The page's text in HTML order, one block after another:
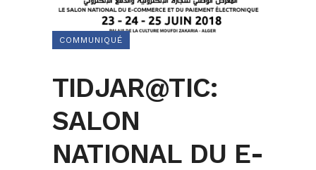
COMMUNIQUÉ
TIDJAR@TIC:
SALON
NATIONAL DU E-